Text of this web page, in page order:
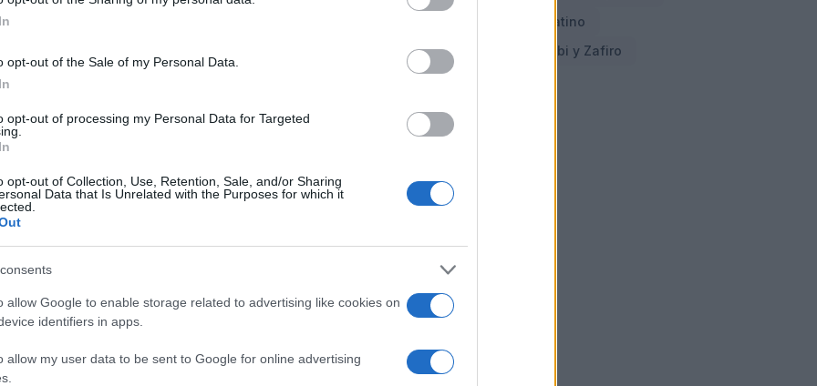
opt-out of the Sale of my Personal Data.
opt-out of processing my Personal Data for Targeted
opt-out of Collection, Use, Retention, Sale, and/or Sharing
Data that Is Unrelated with the Purposes for which it
allow Google to enable storage related to advertising like cookies on
identifiers in apps.
allow my user data to be sent to Google for online advertising
Vídeo
Cheats Pokemon Platino
Cheats Pokemon Rubi y Zafiro